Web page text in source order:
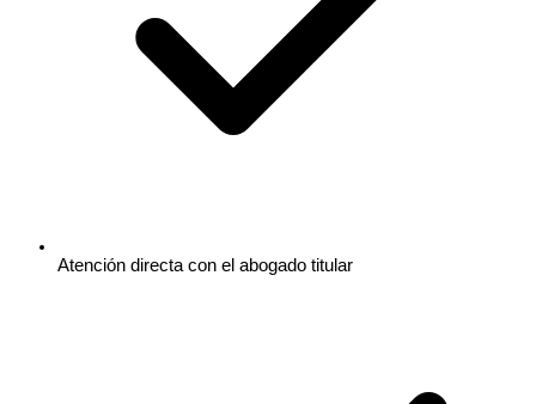
Atención directa con el abogado titular